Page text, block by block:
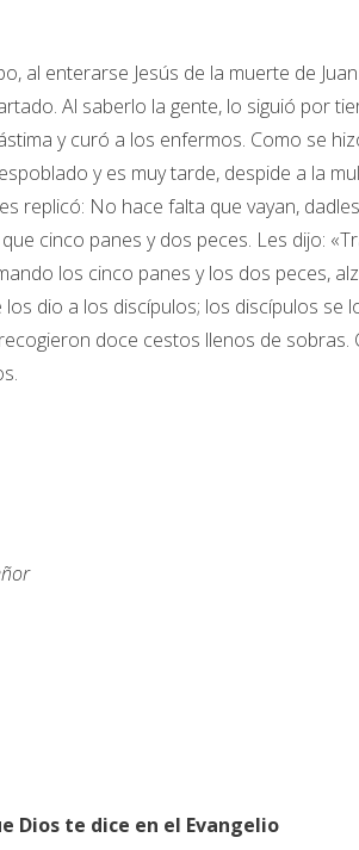
al enterarse Jesús de la muerte de
Al saberlo la gente, lo siguió por
y curó a los enfermos. Como se
y es muy tarde, despide a la
replicó: No hace falta que vayan,
cinco panes y dos peces. Les dijo:
los cinco panes y los dos peces,
los dio a los discípulos; los discípulos
doce cestos llenos de
Dios te dice en el Evangelio